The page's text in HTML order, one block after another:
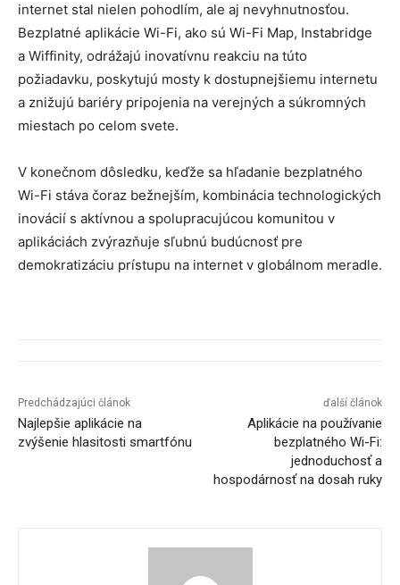
internet stal nielen pohodlím, ale aj nevyhnutnosťou.
Bezplatné aplikácie Wi-Fi, ako sú Wi-Fi Map, Instabridge
a Wiffinity, odrážajú inovatívnu reakciu na túto
požiadavku, poskytujú mosty k dostupnejšiemu internetu
a znižujú bariéry pripojenia na verejných a súkromných
miestach po celom svete.
V konečnom dôsledku, keďže sa hľadanie bezplatného
Wi-Fi stáva čoraz bežnejším, kombinácia technologických
inovácií s aktívnou a spolupracujúcou komunitou v
aplikáciách zvýrazňuje sľubnú budúcnosť pre
demokratizáciu prístupu na internet v globálnom meradle.
Predchádzajúci článok
Najlepšie aplikácie na
zvýšenie hlasitosti smartfónu
ďalší článok
Aplikácie na používanie
bezplatného Wi-Fi:
jednoduchosť a
hospodárnosť na dosah ruky